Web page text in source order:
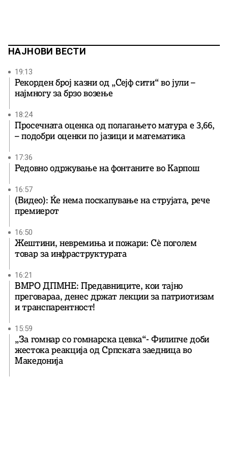
НАЈНОВИ ВЕСТИ
19:13
Рекорден број казни од „Сејф сити“ во јули –
најмногу за брзо возење
18:24
Просечната оценка од полагањето матура е 3,66,
– подобри оценки по јазици и математика
17:36
Редовно одржување на фонтаните во Карпош
16:57
(Видео): Ќе нема поскапување на струјата, рече
премиерот
16:50
Жештини, невремиња и пожари: Сè поголем
товар за инфраструктурата
16:21
ВМРО ДПМНЕ: Предавниците, кои тајно
преговараа, денес држат лекции за патриотизам
и транспарентност!
15:59
„За гомнар со гомнарска цевка“- Филипче доби
жестока реакција од Српската заедница во
Македонија